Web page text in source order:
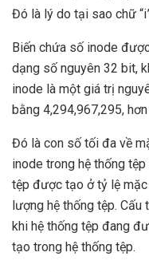
Đó là lý do tại sao chữ
Biến chứa số inode
dạng số nguyên 32 bit,
inode là một giá trị
bằng 4,294,967,295,
Đó là con số tối đa về
inode trong hệ thống
tệp được tạo ở tỷ lệ
lượng hệ thống tệp.
khi hệ thống tệp đang
tạo trong hệ thống tệp.